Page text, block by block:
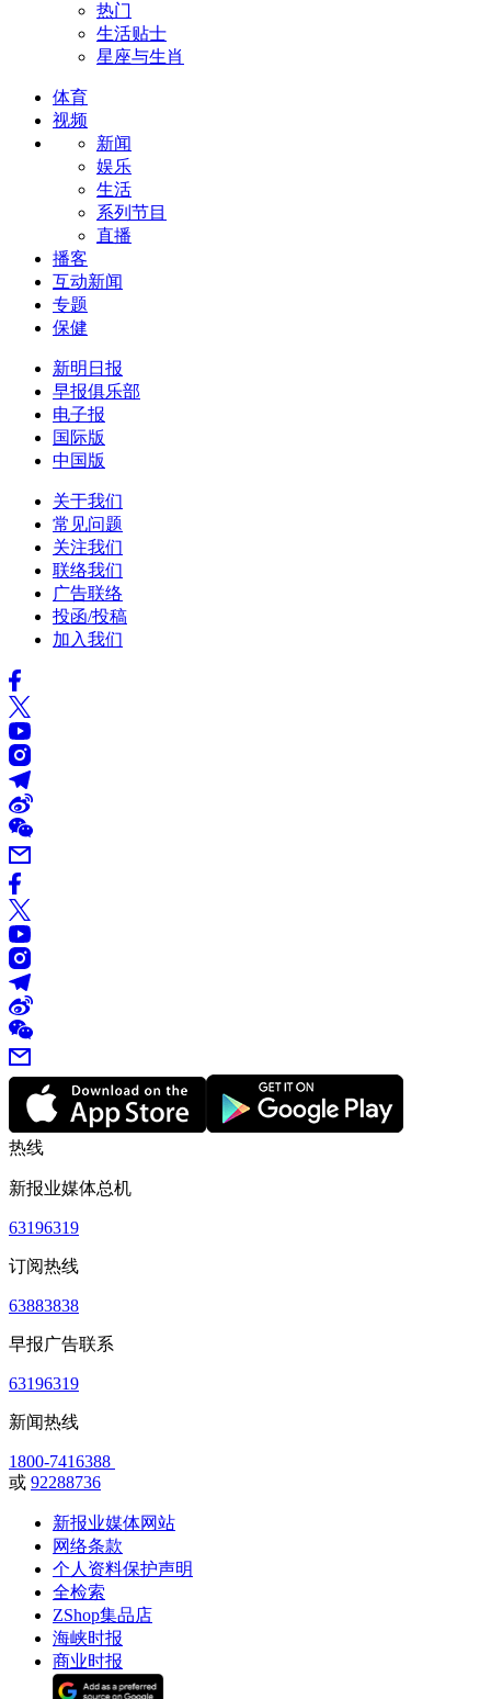
热门
生活贴士
星座与生肖
体育
视频
新闻
娱乐
生活
系列节目
直播
播客
互动新闻
专题
保健
新明日报
早报俱乐部
电子报
国际版
中国版
关于我们
常见问题
关注我们
联络我们
广告联络
投函/投稿
加入我们
热线
新报业媒体总机
63196319
订阅热线
63883838
早报广告联系
63196319
新闻热线
1800-7416388
或 92288736
新报业媒体网站
网络条款
个人资料保护声明
全检索
ZShop集品店
海峡时报
商业时报